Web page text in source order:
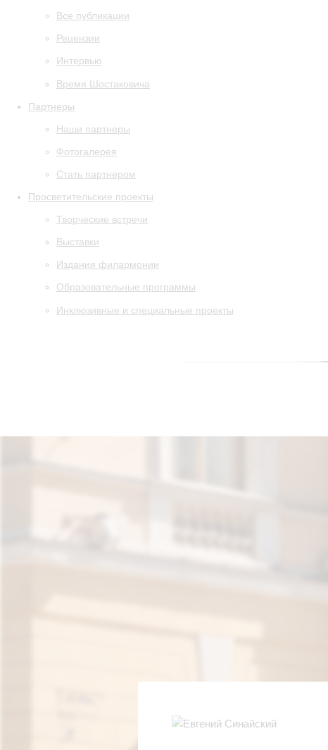
Все публикации
Рецензии
Интервью
Время Шостаковича
Партнеры
Наши партнеры
Фотогалерея
Стать партнером
Просветительские проекты
Творческие встречи
Выставки
Издания филармонии
Образовательные программы
Инклюзивные и специальные проекты